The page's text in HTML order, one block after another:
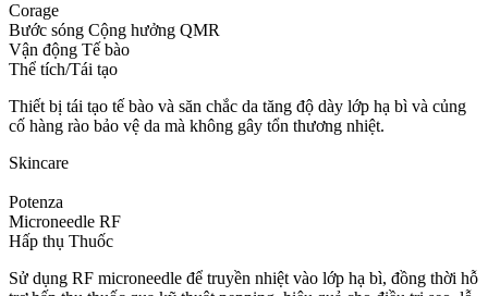
Corage
Bước sóng Cộng hưởng QMR
Vận động Tế bào
Thể tích/Tái tạo
Thiết bị tái tạo tế bào và săn chắc da tăng độ dày lớp hạ bì và củng
cố hàng rào bảo vệ da mà không gây tổn thương nhiệt.
Skincare
Potenza
Microneedle RF
Hấp thụ Thuốc
Sử dụng RF microneedle để truyền nhiệt vào lớp hạ bì, đồng thời hỗ